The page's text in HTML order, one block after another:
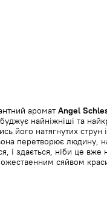
аромат Angel
найніжніші та
його натягнутих
перетворює людину,
і здається, ніби це
сяйвом